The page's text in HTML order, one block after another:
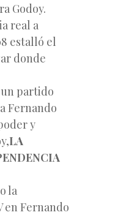
Godoy.
real a
estalló el
donde
partido
Fernando
y
LA
la
en Fernando